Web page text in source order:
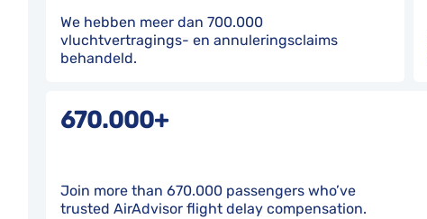
We hebben meer dan 700.000
vluchtvertragings- en annuleringsclaims
behandeld.
670.000+
Join more than 670.000 passengers who’ve
trusted AirAdvisor flight delay compensation.